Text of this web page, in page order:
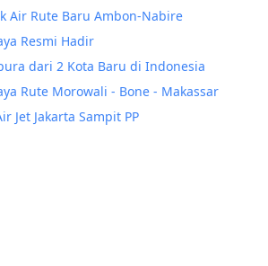
Air Rute Baru Ambon-Nabire
Resmi Hadir
dari 2 Kota Baru di Indonesia
Rute Morowali - Bone - Makassar
Jet Jakarta Sampit PP